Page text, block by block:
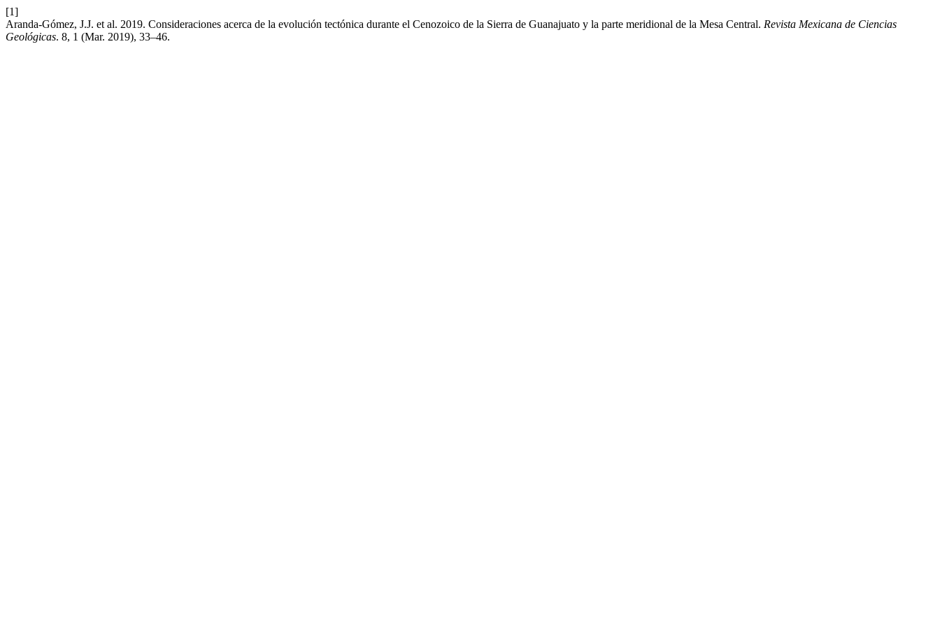
[1]
Aranda-Gómez, J.J. et al. 2019. Consideraciones acerca de la evolución tectónica durante el Cenozoico de la Sierra de Guanajuato y la parte meridional de la Mesa Central. Revista Mexicana de Ciencias
Geológicas. 8, 1 (Mar. 2019), 33–46.